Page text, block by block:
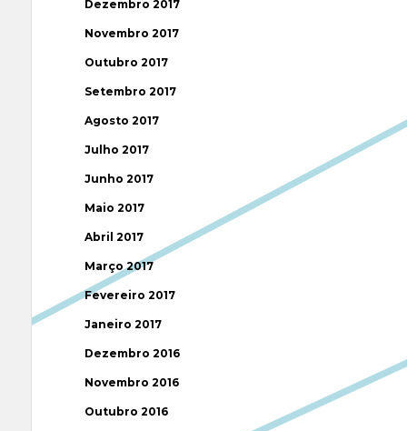
Dezembro 2017
Novembro 2017
Outubro 2017
Setembro 2017
Agosto 2017
Julho 2017
Junho 2017
Maio 2017
Abril 2017
Março 2017
Fevereiro 2017
Janeiro 2017
Dezembro 2016
Novembro 2016
Outubro 2016